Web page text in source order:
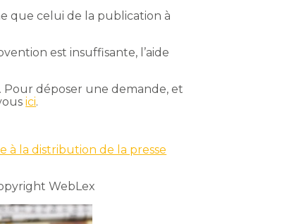
que celui de la publication à
est insuffisante, l’aide
déposer une demande, et
ici.
à la distribution de la presse
WebLex